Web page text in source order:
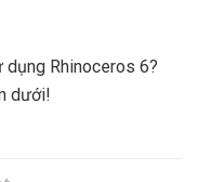
Rhinoceros 6?
dưới!